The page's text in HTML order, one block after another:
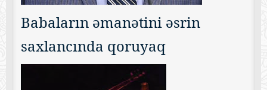
Babaların əmanətini əsrin
saxlancında qoruyaq